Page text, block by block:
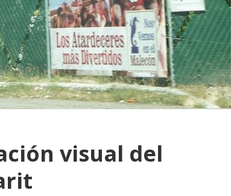
visual del